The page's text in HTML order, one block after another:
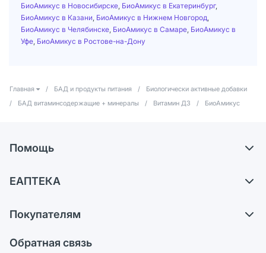
БиоАмикус в Новосибирске БиоАмикус в Екатеринбург,
БиоАмикус в Казани БиоАмикус в Нижнем Новгород
БиоАмикус в Челябинске БиоАмикус в Самаре БиоАмикус в
Уфе БиоАмикус в Ростове-на-Дону
Главная / БАД и продукты питания /
Биологически активные добавки
/
БАД витаминсодержащие + минералы / Витамин Д3 / БиоАмикус
Помощь
Самовывоз из аптек
Ответы на вопросы
ЕАПТЕКА
Карьера
Поставщики
Покупателям
Обратная связь